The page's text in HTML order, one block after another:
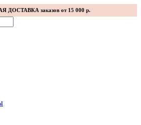
ДОСТАВКА заказов от 15 000 р.